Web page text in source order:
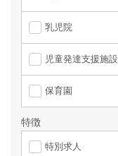
乳児院
児童発達支援施設
保育園
特徴
特別求人